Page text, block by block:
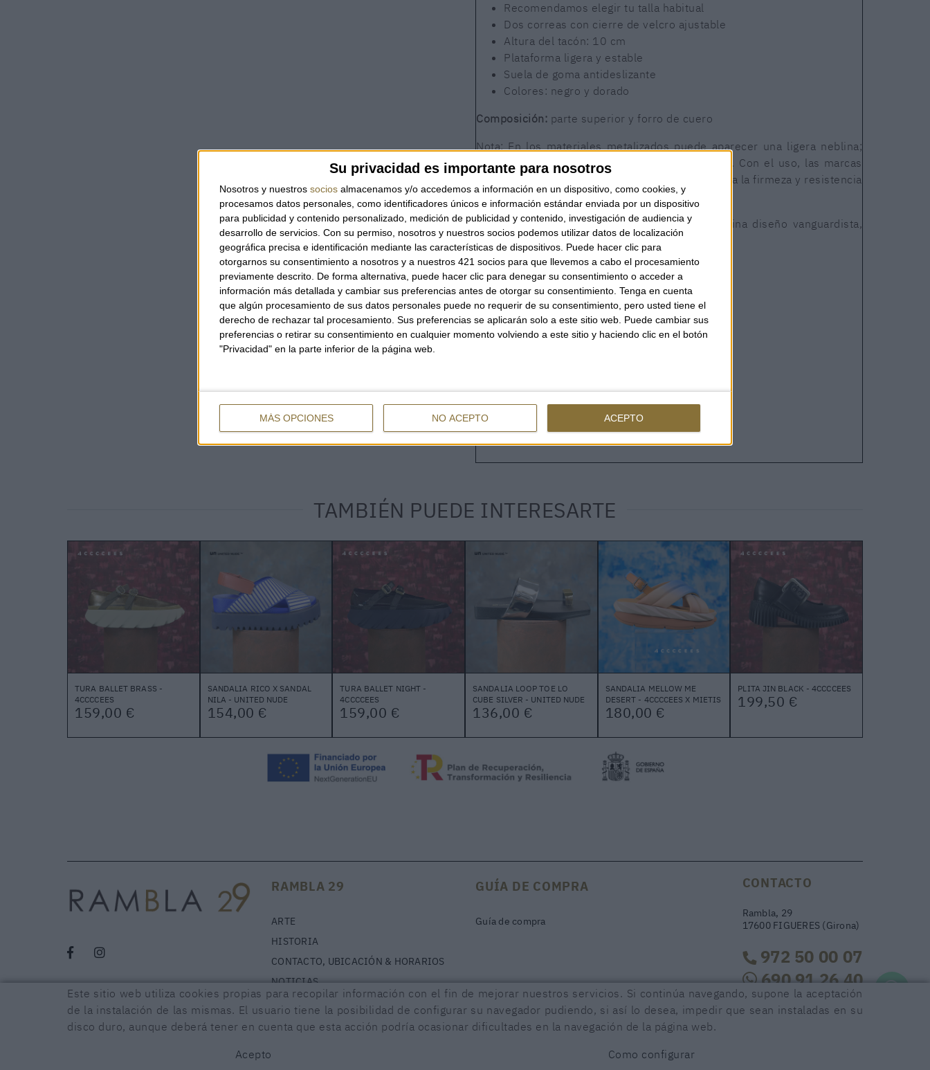
Su privacidad es importante para nosotros
Nosotros y nuestros socios almacenamos y/o accedemos a información en un dispositivo, como cookies, y
procesamos datos personales, como identificadores únicos e información estándar enviada por un dispositivo
para publicidad y contenido personalizado, medición de publicidad y contenido, investigación de audiencia y
desarrollo de servicios. Con su permiso, nosotros y nuestros socios podemos utilizar datos de localización
geográfica precisa e identificación mediante las características de dispositivos. Puede hacer clic para
otorgarnos su consentimiento a nosotros y a nuestros 421 socios para que llevemos a cabo el procesamiento
previamente descrito. De forma alternativa, puede hacer clic para denegar su consentimiento o acceder a
información más detallada y cambiar sus preferencias antes de otorgar su consentimiento. Tenga en cuenta
que algún procesamiento de sus datos personales puede no requerir de su consentimiento, pero usted tiene el
derecho de rechazar tal procesamiento. Sus preferencias se aplicarán solo a este sitio web. Puede cambiar sus
preferencias o retirar su consentimiento en cualquier momento volviendo a este sitio y haciendo clic en el botón
"Privacidad" en la parte inferior de la página web.
MÁS OPCIONES NO ACEPTO ACEPTO
Recomendamos elegir tu talla habitual
Dos correas con cierre de velcro ajustable
Altura del tacón: 10 cm
Plataforma ligera y estable
Suela de goma antideslizante
Colores: negro y dorado
Composición: parte superior y forro de cuero
Nota: En los materiales metalizados puede aparecer una ligera neblina;
se recomienda limpiar con un paño suave seco. Con el uso, las marcas
en los pliegues son un fenómeno natural debido a la firmeza y resistencia
del material.
Una sandalia escultural y sofisticada que combina diseño vanguardista,
altura y estabilidad con un estilo inconfundible.
BRUTT SANDAL GOLD
199,00 €
TAMBIÉN PUEDE INTERESARTE
TURA BALLET BRASS -
4CCCCEES
159,00 €
SANDALIA RICO X SANDAL
NILA - UNITED NUDE
154,00 €
TURA BALLET NIGHT -
4CCCCEES
159,00 €
SANDALIA LOOP TOE LO
CUBE SILVER - UNITED NUDE
136,00 €
SANDALIA MELLOW ME
DESERT - 4CCCCEES X MIETIS
180,00 €
PLITA JIN BLACK - 4CCCCEES
199,50 €
RAMBLA 29
ARTE
HISTORIA
CONTACTO, UBICACIÓN & HORARIOS
NOTICIAS
GUÍA DE COMPRA
Guía de compra
CONTACTO
Rambla, 29
17600 FIGUERES (Girona)
972 50 00 07
690 91 26 40
rambla29@rambla29.com
CONDICIONES
Este sitio web utiliza cookies propias para recopilar información con el fin de mejorar nuestros servicios. Si continúa navegando, supone la aceptación
de la instalación de las mismas. El usuario tiene la posibilidad de configurar su navegador pudiendo, si así lo desea, impedir que sean instaladas en su
disco duro, aunque deberá tener en cuenta que esta acción podría ocasionar dificultades en la navegación de la página web.
Acepto
Como configurar